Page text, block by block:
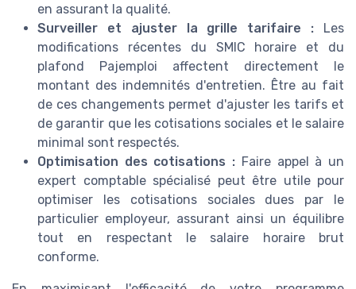
en assurant la qualité.
Surveiller et ajuster la grille tarifaire : Les
modifications récentes du SMIC horaire et du
plafond Pajemploi affectent directement le
montant des indemnités d'entretien. Être au fait
de ces changements permet d'ajuster les tarifs et
de garantir que les cotisations sociales et le salaire
minimal sont respectés.
Optimisation des cotisations : Faire appel à un
expert comptable spécialisé peut être utile pour
optimiser les cotisations sociales dues par le
particulier employeur, assurant ainsi un équilibre
tout en respectant le salaire horaire brut
conforme.